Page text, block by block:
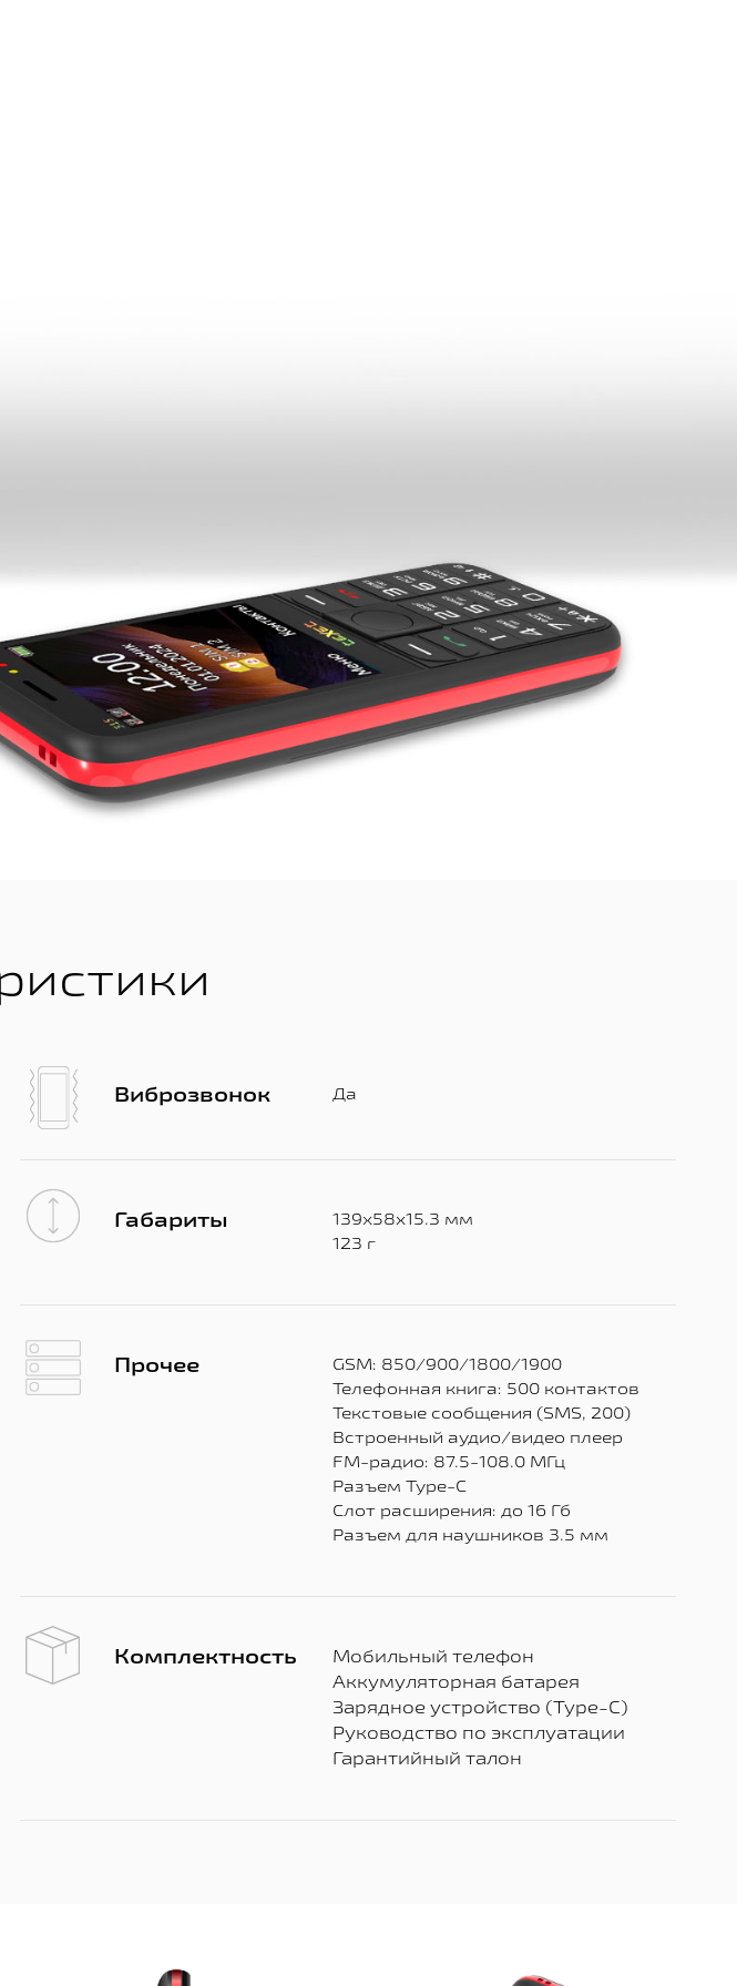
Виброзвонок Да
Габариты
139х58x15.3 мм
123 г
Прочее
GSM: 850/900/1800/1900
Телефонная книга: 500 контактов
Текстовые сообщения (SMS, 200)
Встроенный аудио/видео плеер
FM-радио: 87.5-108.0 МГц
Разъем Type-C
Слот расширения: до 16 Гб
Разъем для наушников 3.5 мм
Комплектность
Мобильный телефон
Аккумуляторная батарея
Зарядное устройство (Type-C)
Руководство по эксплуатации
Гарантийный талон